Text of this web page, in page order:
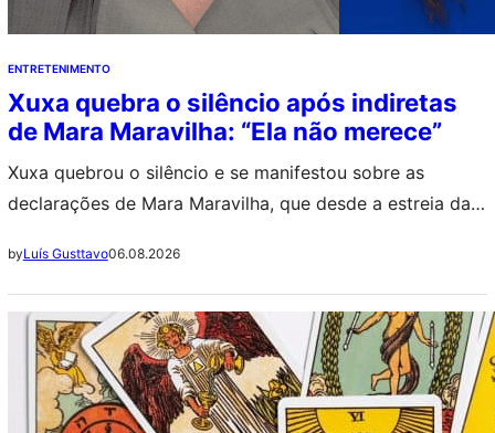
ENTRETENIMENTO
Xuxa quebra o silêncio após indiretas
de Mara Maravilha: “Ela não merece”
Xuxa quebrou o silêncio e se manifestou sobre as
declarações de Mara Maravilha, que desde a estreia da
interpretados por seguidores como indiretas para ela.
++ Marco Furlan: Justiça converte decisão sobre prisão
do ator investigado por estupro de criança A eterna
Rainha dos Baixinhos…
byLuís Gusttavo06.08.2026